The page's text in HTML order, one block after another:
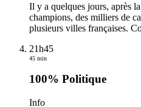
Il y a quelques jours, après
champions, des milliers de
plusieurs villes françaises.
21h45
45 min
100% Politique
Info